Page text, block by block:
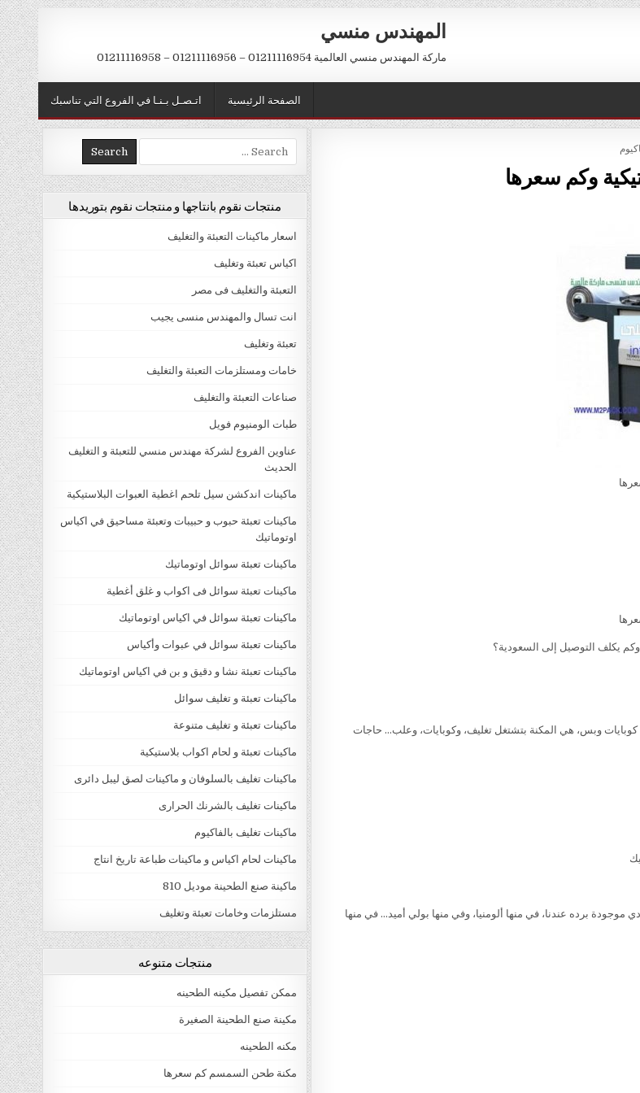
المهندس منسي
ماركة المهندس منسي العالمية 01211116954 – 01211116956 – 01211116958
اتـصـل بـنـا في الفروع التي تناسبك الصفحة الرئيسية
وكم سعرها
يكلف التوصيل إلى السعودية؟
وبس، هي المكنة بتشتغل تغليف، وكوبايات، وعلب… حاجات
موجودة برده عندنا، في منها ألومنيا، وفي منها بولي أميد… في منها
Search
for:
منتجات نقوم بانتاجها و منتجات نقوم بتوريدها
اسعار ماكينات التعبئة والتغليف
اكياس تعبئة وتغليف
التعبئة والتغليف فى مصر
انت تسال والمهندس منسى يجيب
تعبئة وتغليف
خامات ومستلزمات التعبئة والتغليف
صناعات التعبئة والتغليف
طبات الومنيوم فويل
عناوين الفروع لشركة مهندس منسي للتعبئة و التغليف
الحديث
ماكينات اندكشن سيل تلحم اغطية العبوات البلاستيكية
ماكينات تعبئة حبوب و حبيبات وتعبئة مساحيق في اكياس
اوتوماتيك
ماكينات تعبئة سوائل اوتوماتيك
ماكينات تعبئة سوائل فى اكواب و غلق أغطية
ماكينات تعبئة سوائل في اكياس اوتوماتيك
ماكينات تعبئة سوائل في عبوات وأكياس
ماكينات تعبئة نشا و دقيق و بن في اكياس اوتوماتيك
ماكينات تعبئة و تغليف سوائل
ماكينات تعبئة و تغليف متنوعة
ماكينات تعبئة و لحام اكواب بلاستيكية
ماكينات تغليف بالسلوفان و ماكينات لصق ليبل دائرى
ماكينات تغليف بالشرنك الحرارى
ماكينات تغليف بالفاكيوم
ماكينات لحام اكياس و ماكينات طباعة تاريخ انتاج
ماكينة صنع الطحينة موديل 810
مستلزمات وخامات تعبئة وتغليف
منتجات متنوعه
ممكن تفصيل مكينه الطحينه
مكينة صنع الطحينة الصغيرة
مكنه الطحينه
مكنة طحن السمسم كم سعرها